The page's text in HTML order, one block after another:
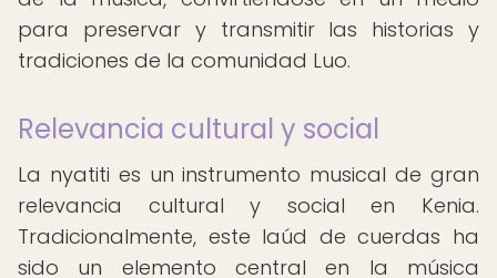
para preservar y transmitir las historias y
tradiciones de la comunidad Luo.
Relevancia cultural y social
La nyatiti es un instrumento musical de gran
relevancia cultural y social en Kenia.
Tradicionalmente, este laúd de cuerdas ha
sido un elemento central en la música